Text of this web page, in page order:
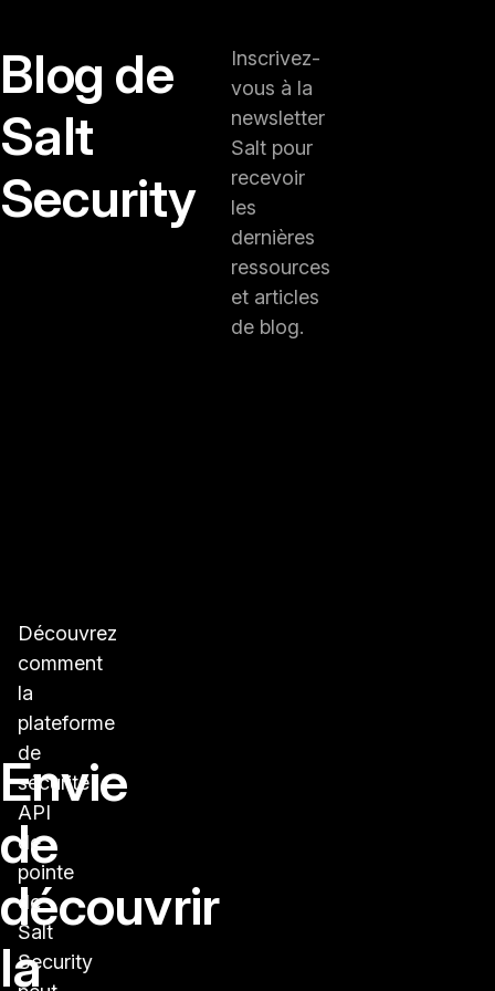
Blog de
Salt
Security
Inscrivez-
vous à la
newsletter
Salt pour
recevoir
les
dernières
ressources
et articles
de blog.
Envie
de
découvrir
la
Découvrez
comment
la
plateforme
de
sécurité
API
de
pointe
de
Salt
Security